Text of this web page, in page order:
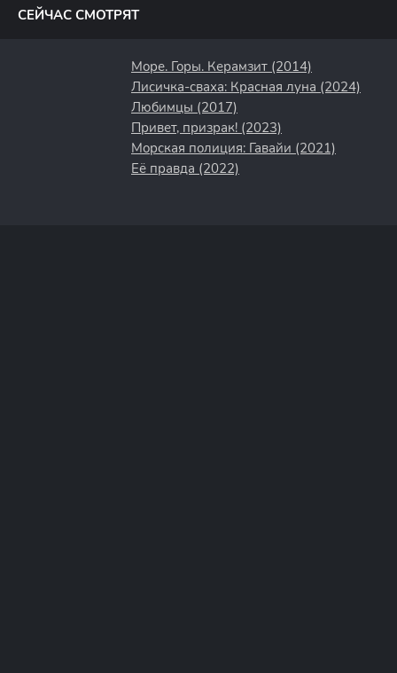
СЕЙЧАС СМОТРЯТ
Море. Горы. Керамзит (2014)
Лисичка-сваха: Красная луна (2024)
Любимцы (2017)
Привет, призрак! (2023)
Морская полиция: Гавайи (2021)
Её правда (2022)